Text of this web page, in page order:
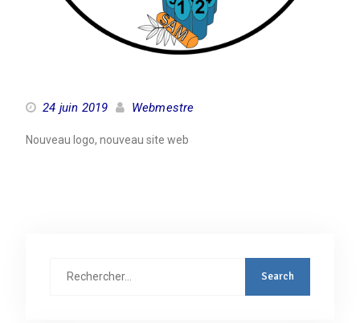
24 juin 2019 Webmestre
Nouveau logo, nouveau site web